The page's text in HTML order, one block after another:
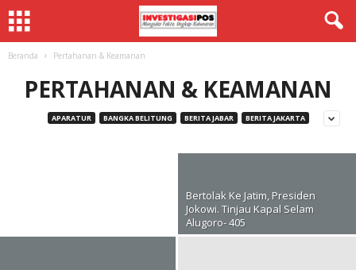
Beranda Pertahanan & Keamanan
PERTAHANAN & KEAMANAN
APARATUR BANGKA BELITUNG BERITA JABAR BERITA JAKARTA
Oknum TNI Penjual Senjata dan Amunisi ke
KKSB Papua, Divonis Penjara Seumur Hidup
Rezim Kim Jong Un Bersiap
Bertolak Ke Jatim, Presiden
Jokowi. Tinjau Kapal Selam
Alugoro- 405